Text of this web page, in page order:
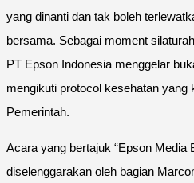
yang dinanti dan tak boleh
bersama. Sebagai moment
PT Epson Indonesia menggelar
mengikuti protocol kesehatan yang
Pemerintah.
Acara yang bertajuk “Epson Media
diselenggarakan oleh bagian